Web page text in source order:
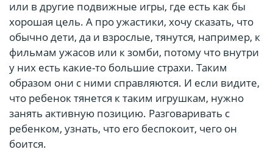
или в другие подвижные игры, где есть как бы
хорошая цель. А про ужастики, хочу сказать, что
обычно дети, да и взрослые, тянутся, например, к
фильмам ужасов или к зомби, потому что внутри
у них есть какие-то большие страхи. Таким
образом они с ними справляются. И если видите,
что ребенок тянется к таким игрушкам, нужно
занять активную позицию. Разговаривать с
ребенком, узнать, что его беспокоит, чего он
боится.